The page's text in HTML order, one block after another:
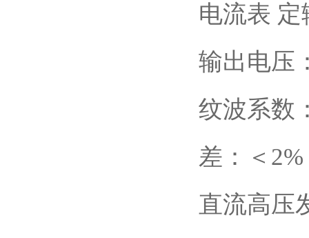
电流表
输出电压
纹波系数
差：＜2%
直流高压